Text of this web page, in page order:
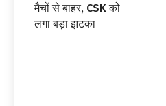
मैचों से बाहर, CSK को
लगा बड़ा झटका